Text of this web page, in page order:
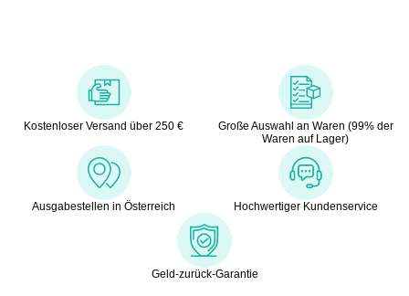
Kostenloser Versand über 250 €
Große Auswahl an Waren (99% der
Waren auf Lager)
Ausgabestellen in Österreich Hochwertiger Kundenservice
Geld-zurück-Garantie